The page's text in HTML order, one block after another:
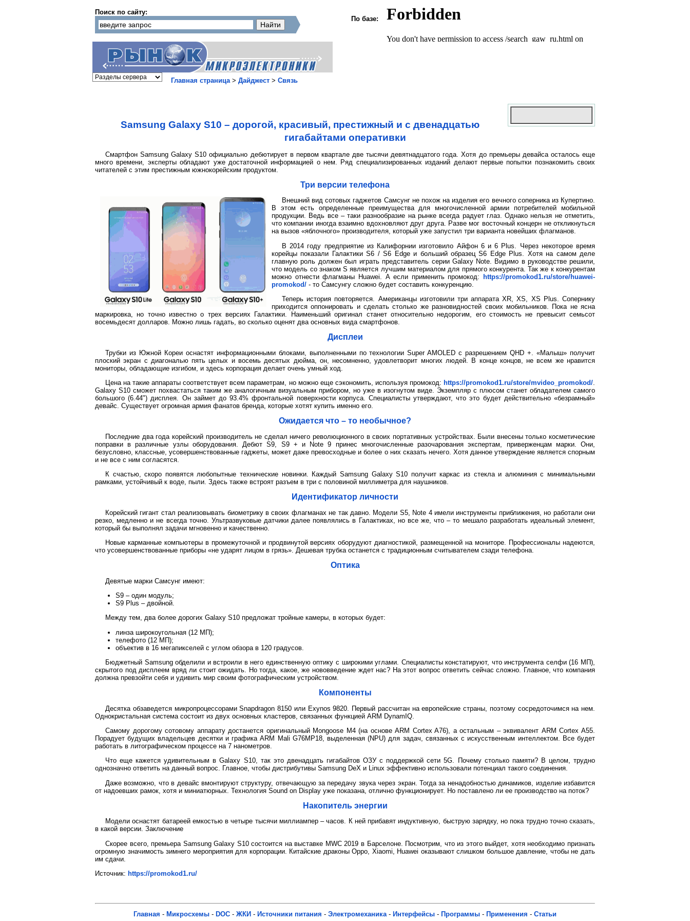
Поиск по сайту:
По базе:
Главная страница> Дайджест > Связь
Samsung Galaxy S10 – дорогой, красивый, престижный и с двенадцатью
гигабайтами оперативки
Смартфон Samsung Galaxy S10 официально дебютирует в первом квартале две тысячи девятнадцатого года. Хотя до премьеры девайса осталось еще
много времени, эксперты обладают уже достаточной информацией о нем. Ряд специализированных изданий делают первые попытки познакомить своих
читателей с этим престижным южнокорейским продуктом.
Три версии телефона
Внешний вид сотовых гаджетов Самсунг не похож на изделия его вечного соперника из Купертино.
В этом есть определенные преимущества для многочисленной армии потребителей мобильной
продукции. Ведь все – таки разнообразие на рынке всегда радует глаз. Однако нельзя не отметить,
что компании иногда взаимно вдохновляют друг друга. Разве мог восточный концерн не откликнуться
на вызов «яблочного» производителя, который уже запустил три варианта новейших флагманов.
В 2014 году предприятие из Калифорнии изготовило Айфон 6 и 6 Plus. Через некоторое время
корейцы показали Галактики S6 / S6 Edge и больший образец S6 Edge Plus. Хотя на самом деле
главную роль должен был играть представитель серии Galaxy Note. Видимо в руководстве решили,
что модель со знаком S является лучшим материалом для прямого конкурента. Так же к конкурентам
можно отнести флагманы Huawei. А если применить промокод:
https://promokod1.ru/store/huawei-
promokod/ - то Самсунгу сложно будет составить конкуренцию.
Теперь история повторяется. Американцы изготовили три аппарата XR, XS, XS Plus. Сопернику
приходится оппонировать и сделать столько же разновидностей своих мобильников. Пока не ясна
маркировка, но точно известно о трех версиях Галактики. Наименьший оригинал станет относительно недорогим, его стоимость не превысит семьсот
восемьдесят долларов. Можно лишь гадать, во сколько оценят два основных вида смартфонов.
Дисплеи
Трубки из Южной Кореи оснастят информационными блоками, выполненными по технологии Super AMOLED с разрешением QHD +. «Малыш» получит
плоский экран с диагональю пять целых и восемь десятых дюйма, он, несомненно, удовлетворит многих людей. В конце концов, не всем же нравится
мониторы, обладающие изгибом, и здесь корпорация делает очень умный ход.
Цена на такие аппараты соответствует всем параметрам, но можно еще сэкономить, используя промокод: https://promokod1.ru/store/mvideo_promokod/.
Galaxy S10 сможет похвастаться таким же аналогичным визуальным прибором, но уже в изогнутом виде. Экземпляр с плюсом станет обладателем самого
большого (6.44") дисплея. Он займет до 93.4% фронтальной поверхности корпуса. Специалисты утверждают, что это будет действительно «безрамный»
девайс. Существует огромная армия фанатов бренда, которые хотят купить именно его.
Ожидается что – то необычное?
Последние два года корейский производитель не сделал ничего революционного в своих портативных устройствах. Были внесены только косметические
поправки в различные узлы оборудования. Дебют S9, S9 + и Note 9 принес многочисленные разочарования экспертам, приверженцам марки. Они,
безусловно, классные, усовершенствованные гаджеты, может даже превосходные и более о них сказать нечего. Хотя данное утверждение является спорным
и не все с ним согласятся.
К счастью, скоро появятся любопытные технические новинки. Каждый Samsung Galaxy S10 получит каркас из стекла и алюминия с минимальными
рамками, устойчивый к воде, пыли. Здесь также встроят разъем в три с половиной миллиметра для наушников.
Идентификатор личности
Корейский гигант стал реализовывать биометрику в своих флагманах не так давно. Модели S5, Note 4 имели инструменты приближения, но работали они
резко, медленно и не всегда точно. Ультразвуковые датчики далее появлялись в Галактиках, но все же, что – то мешало разработать идеальный элемент,
который бы выполнял задачи мгновенно и качественно.
Новые карманные компьютеры в промежуточной и продвинутой версиях оборудуют диагностикой, размещенной на мониторе. Профессионалы надеются,
что усовершенствованные приборы «не ударят лицом в грязь». Дешевая трубка останется с традиционным считывателем сзади телефона.
Оптика
Девятые марки Самсунг имеют:
S9 – один модуль;
S9 Plus – двойной.
Между тем, два более дорогих Galaxy S10 предложат тройные камеры, в которых будет:
линза широкоугольная (12 МП);
телефото (12 МП);
объектив в 16 мегапикселей с углом обзора в 120 градусов.
Бюджетный Samsung обделили и встроили в него единственную оптику с широкими углами. Специалисты констатируют, что инструмента селфи (16 МП),
скрытого под дисплеем вряд ли стоит ожидать. Но тогда, какое, же нововведение ждет нас? На этот вопрос ответить сейчас сложно. Главное, что компания
должна превзойти себя и удивить мир своим фотографическим устройством.
Компоненты
Десятка обзаведется микропроцессорами Snapdragon 8150 или Exynos 9820. Первый рассчитан на европейские страны, поэтому сосредоточимся на нем.
Однокристальная система состоит из двух основных кластеров, связанных функцией ARM DynamIQ.
Самому дорогому сотовому аппарату достанется оригинальный Mongoose M4 (на основе ARM Cortex A76), а остальным – эквивалент ARM Cortex A55.
Порадует будущих владельцев десятки и графика ARM Mali G76MP18, выделенная (NPU) для задач, связанных с искусственным интеллектом. Все будет
работать в литографическом процессе на 7 нанометров.
Что еще кажется удивительным в Galaxy S10, так это двенадцать гигабайтов ОЗУ с поддержкой сети 5G. Почему столько памяти? В целом, трудно
однозначно ответить на данный вопрос. Главное, чтобы дистрибутивы Samsung DeX и Linux эффективно использовали потенциал такого соединения.
Даже возможно, что в девайс вмонтируют структуру, отвечающую за передачу звука через экран. Тогда за ненадобностью динамиков, изделие избавится
от надоевших рамок, хотя и миниатюрных. Технология Sound on Display уже показана, отлично функционирует. Но поставлено ли ее производство на поток?
Накопитель энергии
Модели оснастят батареей емкостью в четыре тысячи миллиампер – часов. К ней прибавят индуктивную, быструю зарядку, но пока трудно точно сказать,
в какой версии. Заключение
Скорее всего, премьера Samsung Galaxy S10 состоится на выставке MWC 2019 в Барселоне. Посмотрим, что из этого выйдет, хотя необходимо признать
огромную значимость зимнего мероприятия для корпорации. Китайские драконы Oppo, Xiaomi, Huawei оказывают слишком большое давление, чтобы не дать
им сдачи.
Источник: https://promokod1.ru/
Главная - Микросхемы - DOC - ЖКИ - Источники питания - Электромеханика - Интерфейсы - Программы - Применения - Статьи